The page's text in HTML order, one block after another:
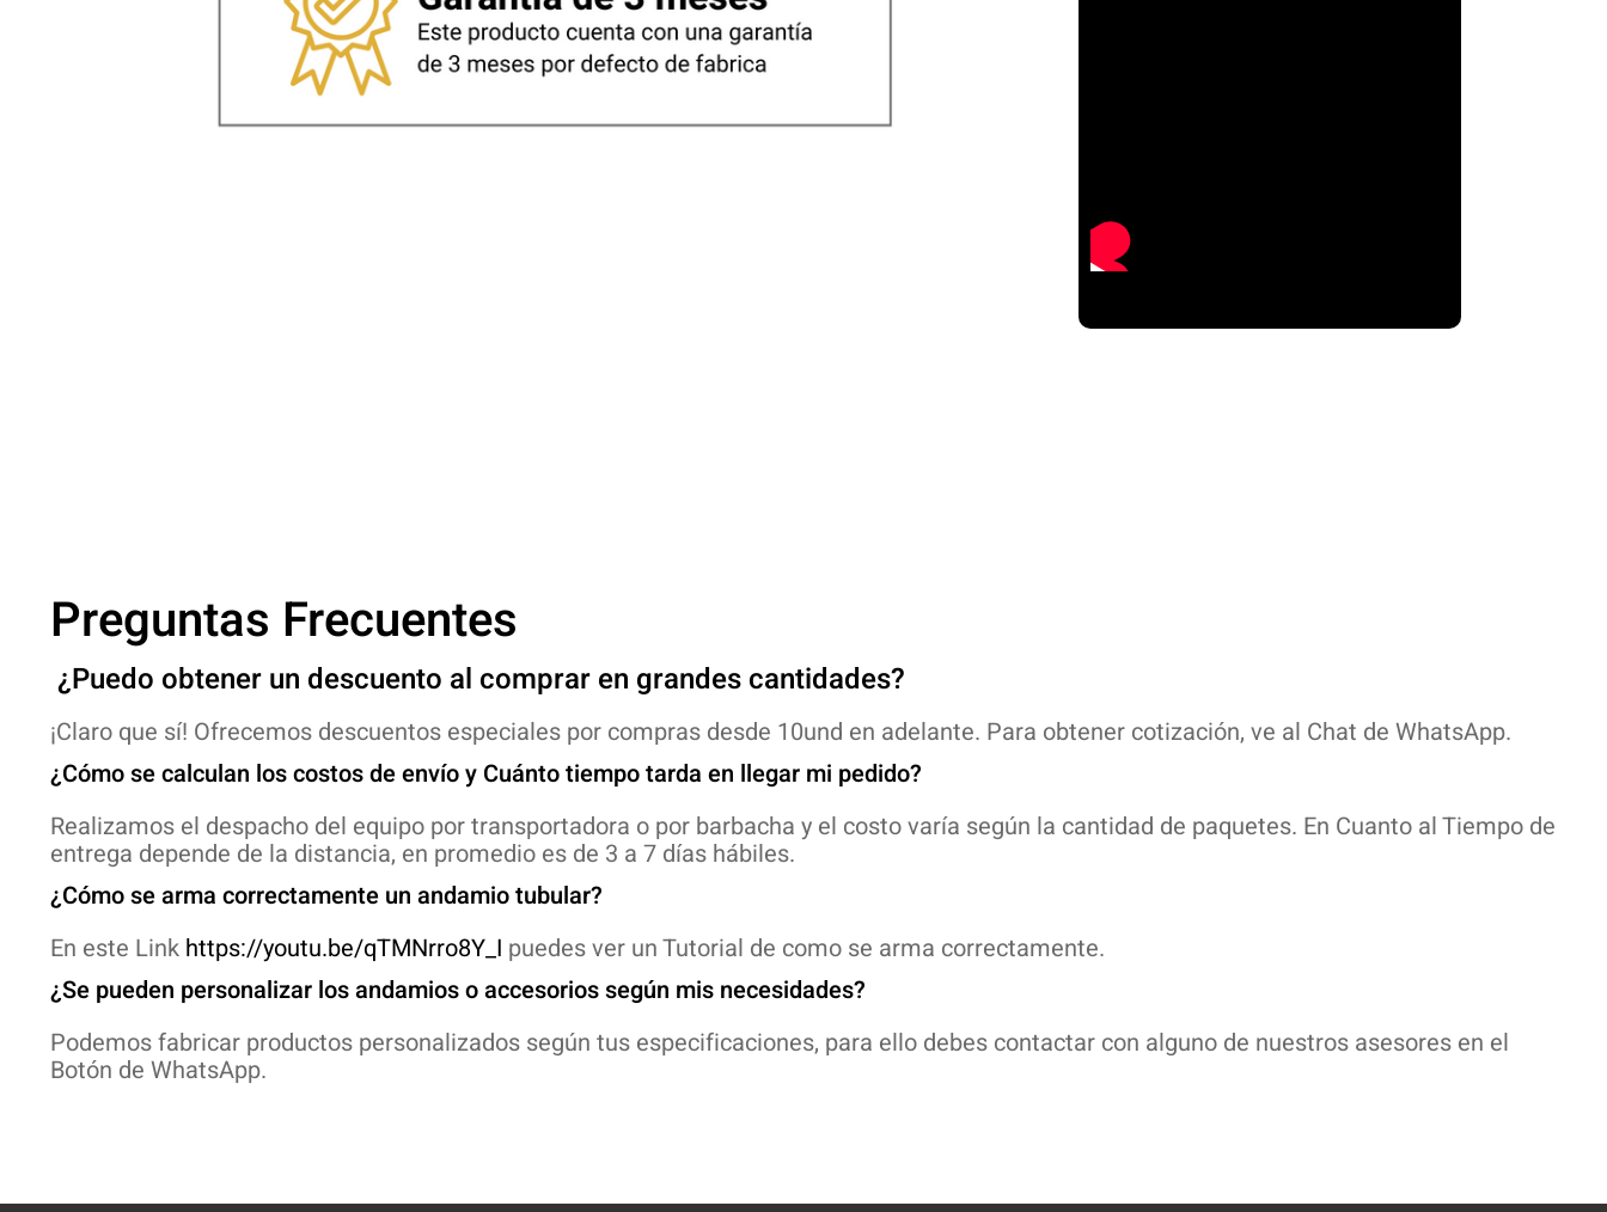
Preguntas Frecuentes
¿Puedo obtener un descuento al comprar en grandes cantidades?
¡Claro que sí! Ofrecemos descuentos especiales por compras desde 10und en adelante. Para obtener cotización, ve al Chat de WhatsApp.
¿Cómo se calculan los costos de envío y Cuánto tiempo tarda en llegar mi pedido?
Realizamos el despacho del equipo por transportadora o por barbacha y el costo varía según la cantidad de paquetes. En Cuanto al Tiempo de
entrega depende de la distancia, en promedio es de 3 a 7 días hábiles.
¿Cómo se arma correctamente un andamio tubular?
En este Link https://youtu.be/qTMNrro8Y_I puedes ver un Tutorial de como se arma correctamente.
¿Se pueden personalizar los andamios o accesorios según mis necesidades?
Podemos fabricar productos personalizados según tus especificaciones, para ello debes contactar con alguno de nuestros asesores en el
Botón de WhatsApp.